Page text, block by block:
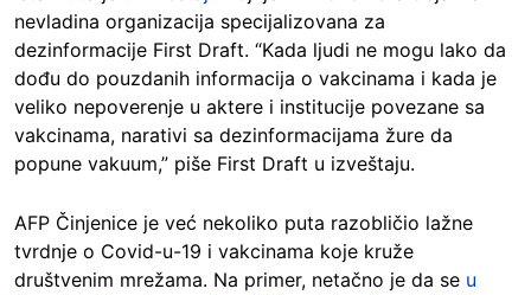
nevladina organizacija specijalizovana za
dezinformacije First Draft. “Kada ljudi ne mogu lako da
dođu do pouzdanih informacija o vakcinama i kada je
veliko nepoverenje u aktere i institucije povezane sa
vakcinama, narativi sa dezinformacijama žure da
popune vakuum,” piše First Draft u izveštaju.
AFP Činjenice je već nekoliko puta razobličio lažne
tvrdnje o Covid-u-19 i vakcinama koje kruže
društvenim mrežama. Na primer, netačno je da se u